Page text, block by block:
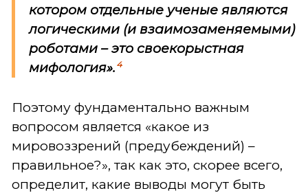
котором отдельные ученые являются
логическими (и взаимозаменяемыми)
роботами – это своекорыстная
мифология». 4
Поэтому фундаментально важным
вопросом является «какое из
мировоззрений (предубеждений) –
правильное?», так как это, скорее всего,
определит, какие выводы могут быть